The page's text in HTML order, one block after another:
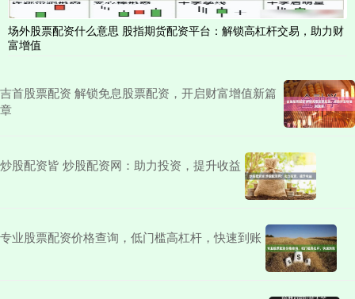
场外股票配资什么意思 股指期货配资平台：解锁高杠杆交易，助力财
富增值
吉首股票配资 解锁免息股票配资，开启财富增值新篇
章
炒股配资皆 炒股配资网：助力投资，提升收益
专业股票配资价格查询，低门槛高杠杆，快速到账